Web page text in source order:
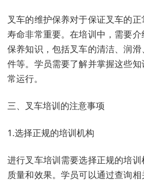
叉车的维护保养对于保证叉车的
寿命非常重要。在培训中，需要
保养知识，包括叉车的清洁、润
件等。学员需要了解并掌握这些
常运行。
三、叉车培训的注意事项
1.选择正规的培训机构
进行叉车培训需要选择正规的培
质量和效果。学员可以通过查询